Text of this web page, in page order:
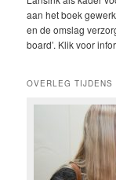
aan het boek
en de omslag
board’. Klik voor
OVERLEG TIJDENS